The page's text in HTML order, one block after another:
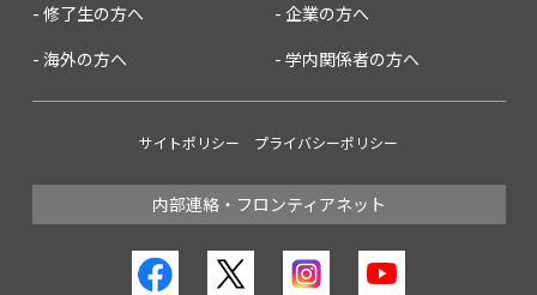
修了生の方へ
企業の方へ
海外の方へ
学内関係者の方へ
サイトポリシー プライバシーポリシー
内部連絡・フロンティアネット